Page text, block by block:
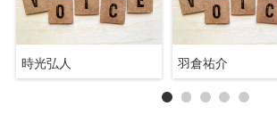
時光弘人 羽倉祐介